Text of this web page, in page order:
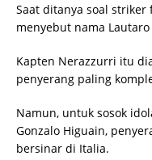
Saat ditanya soal striker
menyebut nama
Kapten Nerazzurri itu
penyerang paling
Namun, untuk sosok
Gonzalo Higuain,
bersinar di Italia.